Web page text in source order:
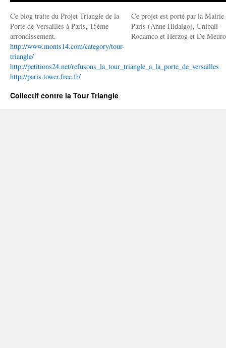
Ce blog traite du Projet Triangle de la
Porte de Versailles à Paris, 15ème
arrondissement.
http://www.monts14.com/category/tour-
triangle/
http://petitions24.net/refusons_la_tour_triangle_a_la_porte_de_versailles
http://paris.tower.free.fr/
Ce projet est porté par la Mairie
Paris (Anne Hidalgo), Unibail-
Rodamco et Herzog et De
Collectif contre la Tour Triangle